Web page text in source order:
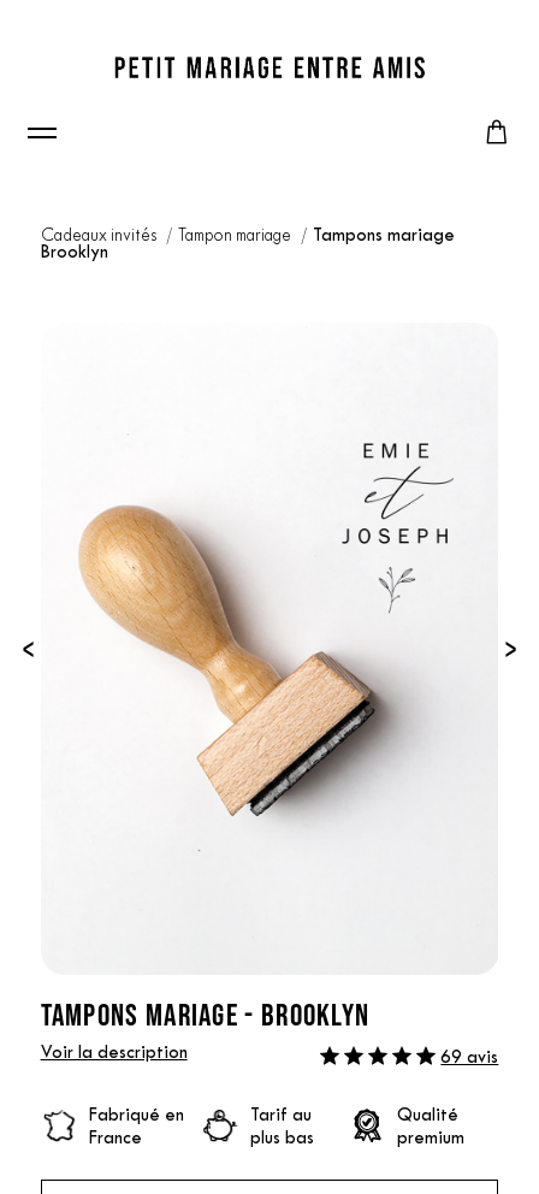
Cadeaux invités Tampon mariage
Tampons mariage
Brooklyn
‹ ›
TAMPONS MARIAGE - BROOKLYN
Voir la description 69 avis
Fabriqué en
France
Tarif au
plus bas
Qualité
premium